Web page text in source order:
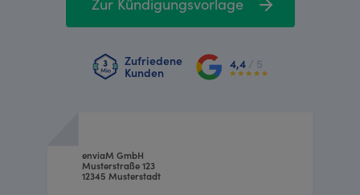
Zufriedene
Kunden
4,4 / 5
enviaM GmbH
Musterstraße 123
12345 Musterstadt